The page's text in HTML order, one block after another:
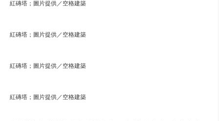
紅磚塔；圖片提供／空格建築
紅磚塔；圖片提供／空格建築
紅磚塔；圖片提供／空格建築
紅磚塔；圖片提供／空格建築